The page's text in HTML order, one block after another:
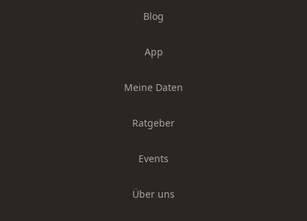
Blog
App
Meine Daten
Ratgeber
Events
Über uns